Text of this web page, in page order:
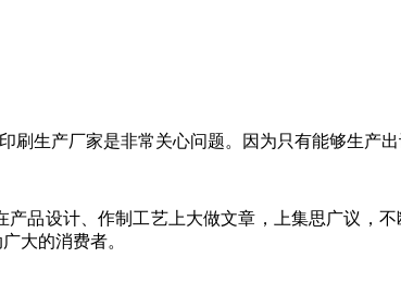
印刷生产厂家是非常关心问题。因为只有能够生产
产品设计、作制工艺上大做文章，上集思广议
大的消费者。